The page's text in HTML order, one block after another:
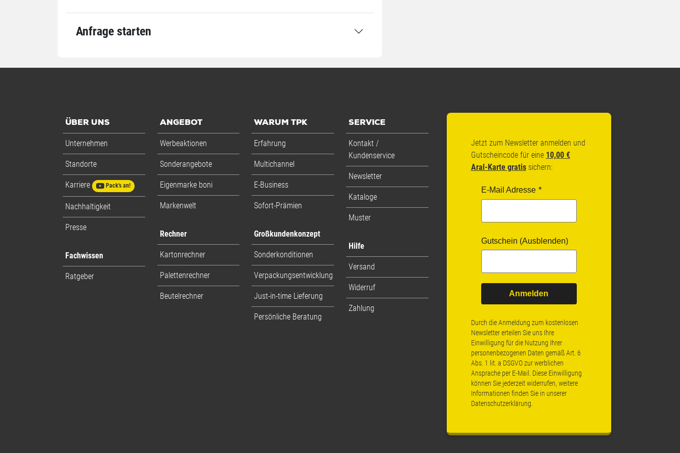
Anfrage starten
ÜBER UNS
Unternehmen
Standorte
Karriere Pack's an!
Nachhaltigkeit
Presse
Fachwissen
Ratgeber
ANGEBOT
Werbeaktionen
Sonderangebote
Eigenmarke boni
Markenwelt
Rechner
Kartonrechner
Palettenrechner
Beutelrechner
WARUM TPK
Erfahrung
Multichannel
E-Business
Sofort-Prämien
Großkundenkonzept
Sonderkonditionen
Verpackungsentwicklung
Just-in-time Lieferung
Persönliche Beratung
SERVICE
Kontakt /
Kundenservice
Newsletter
Kataloge
Muster
Hilfe
Versand
Widerruf
Zahlung
Jetzt zum Newsletter anmelden und
Gutscheincode für eine 10,00 €
Aral-Karte gratissichern:
E-Mail Adresse
Gutschein (Ausblenden)
Anmelden
Durch die Anmeldung zum kostenlosen
Newsletter erteilen Sie uns Ihre
Einwilligung für die Nutzung Ihrer
personenbezogenen Daten gemäß Art. 6
Abs. 1 lit. a DSGVO zur werblichen
Ansprache per E-Mail. Diese Einwilligung
können Sie jederzeit widerrufen, weitere
Informationen finden Sie in unserer
Datenschutzerklärung.